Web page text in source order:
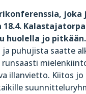
huolella jo pitkään.
puhujista saatte
runsaasti
illanvietto. Kiitos jo